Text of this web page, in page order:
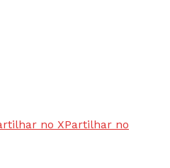
no XPartilhar no